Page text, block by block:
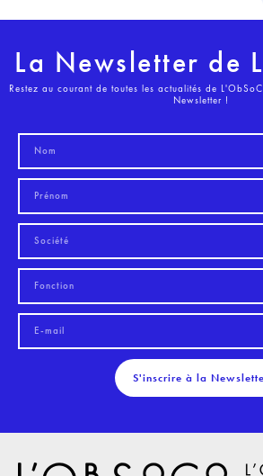
La Newsletter de
Restez au courant de toutes les actualités de
Newsletter !
S'inscrire à la